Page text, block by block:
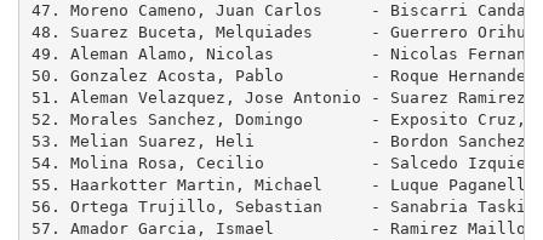
47. Moreno Cameno, Juan Carlos     - Biscarri
48. Suarez Buceta, Melquiades      - Guerrero
49. Aleman Alamo, Nicolas          - Nicolas
50. Gonzalez Acosta, Pablo         - Roque
51. Aleman Velazquez, Jose Antonio - Suarez
52. Morales Sanchez, Domingo       - Exposito
53. Melian Suarez, Heli            - Bordon Sanchez,
54. Molina Rosa, Cecilio           - Salcedo
55. Haarkotter Martin, Michael     - Luque
56. Ortega Trujillo, Sebastian     - Sanabria
57. Amador Garcia, Ismael          - Ramirez